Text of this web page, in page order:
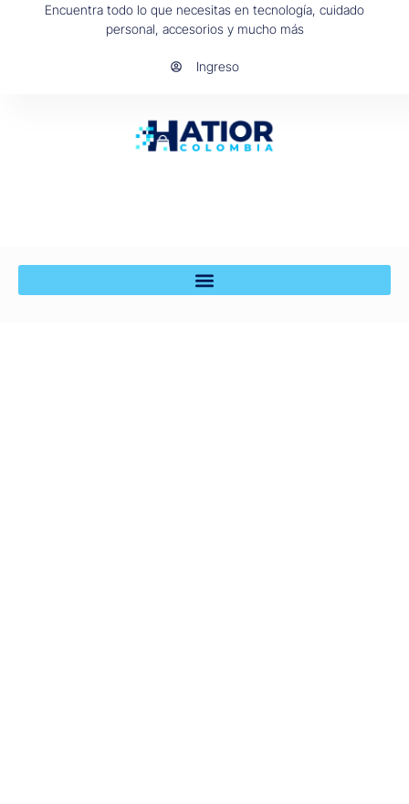
Encuentra todo lo que necesitas en tecnología, cuidado
personal, accesorios y mucho más
Ingreso